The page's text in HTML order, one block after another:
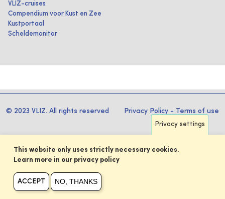
VLIZ-cruises
Compendium voor Kust en Zee
Kustportaal
Scheldemonitor
© 2023 VLIZ. All rights reserved Privacy Policy - Terms of use
Privacy settings
This website only uses strictly necessary cookies.
Learn more in our privacy policy
ACCEPT NO, THANKS